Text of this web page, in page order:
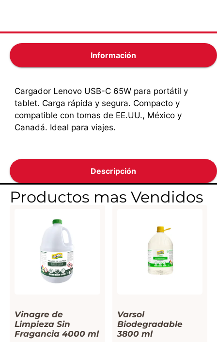
Información
Descripción
Cargador Lenovo USB-C 65W para portátil y
tablet. Carga rápida y segura. Compacto y
compatible con tomas de EE.UU., México y
Canadá. Ideal para viajes.
Productos mas Vendidos
Vinagre de
Limpieza Sin
Fragancia 4000 ml
Varsol
Biodegradable
3800 ml